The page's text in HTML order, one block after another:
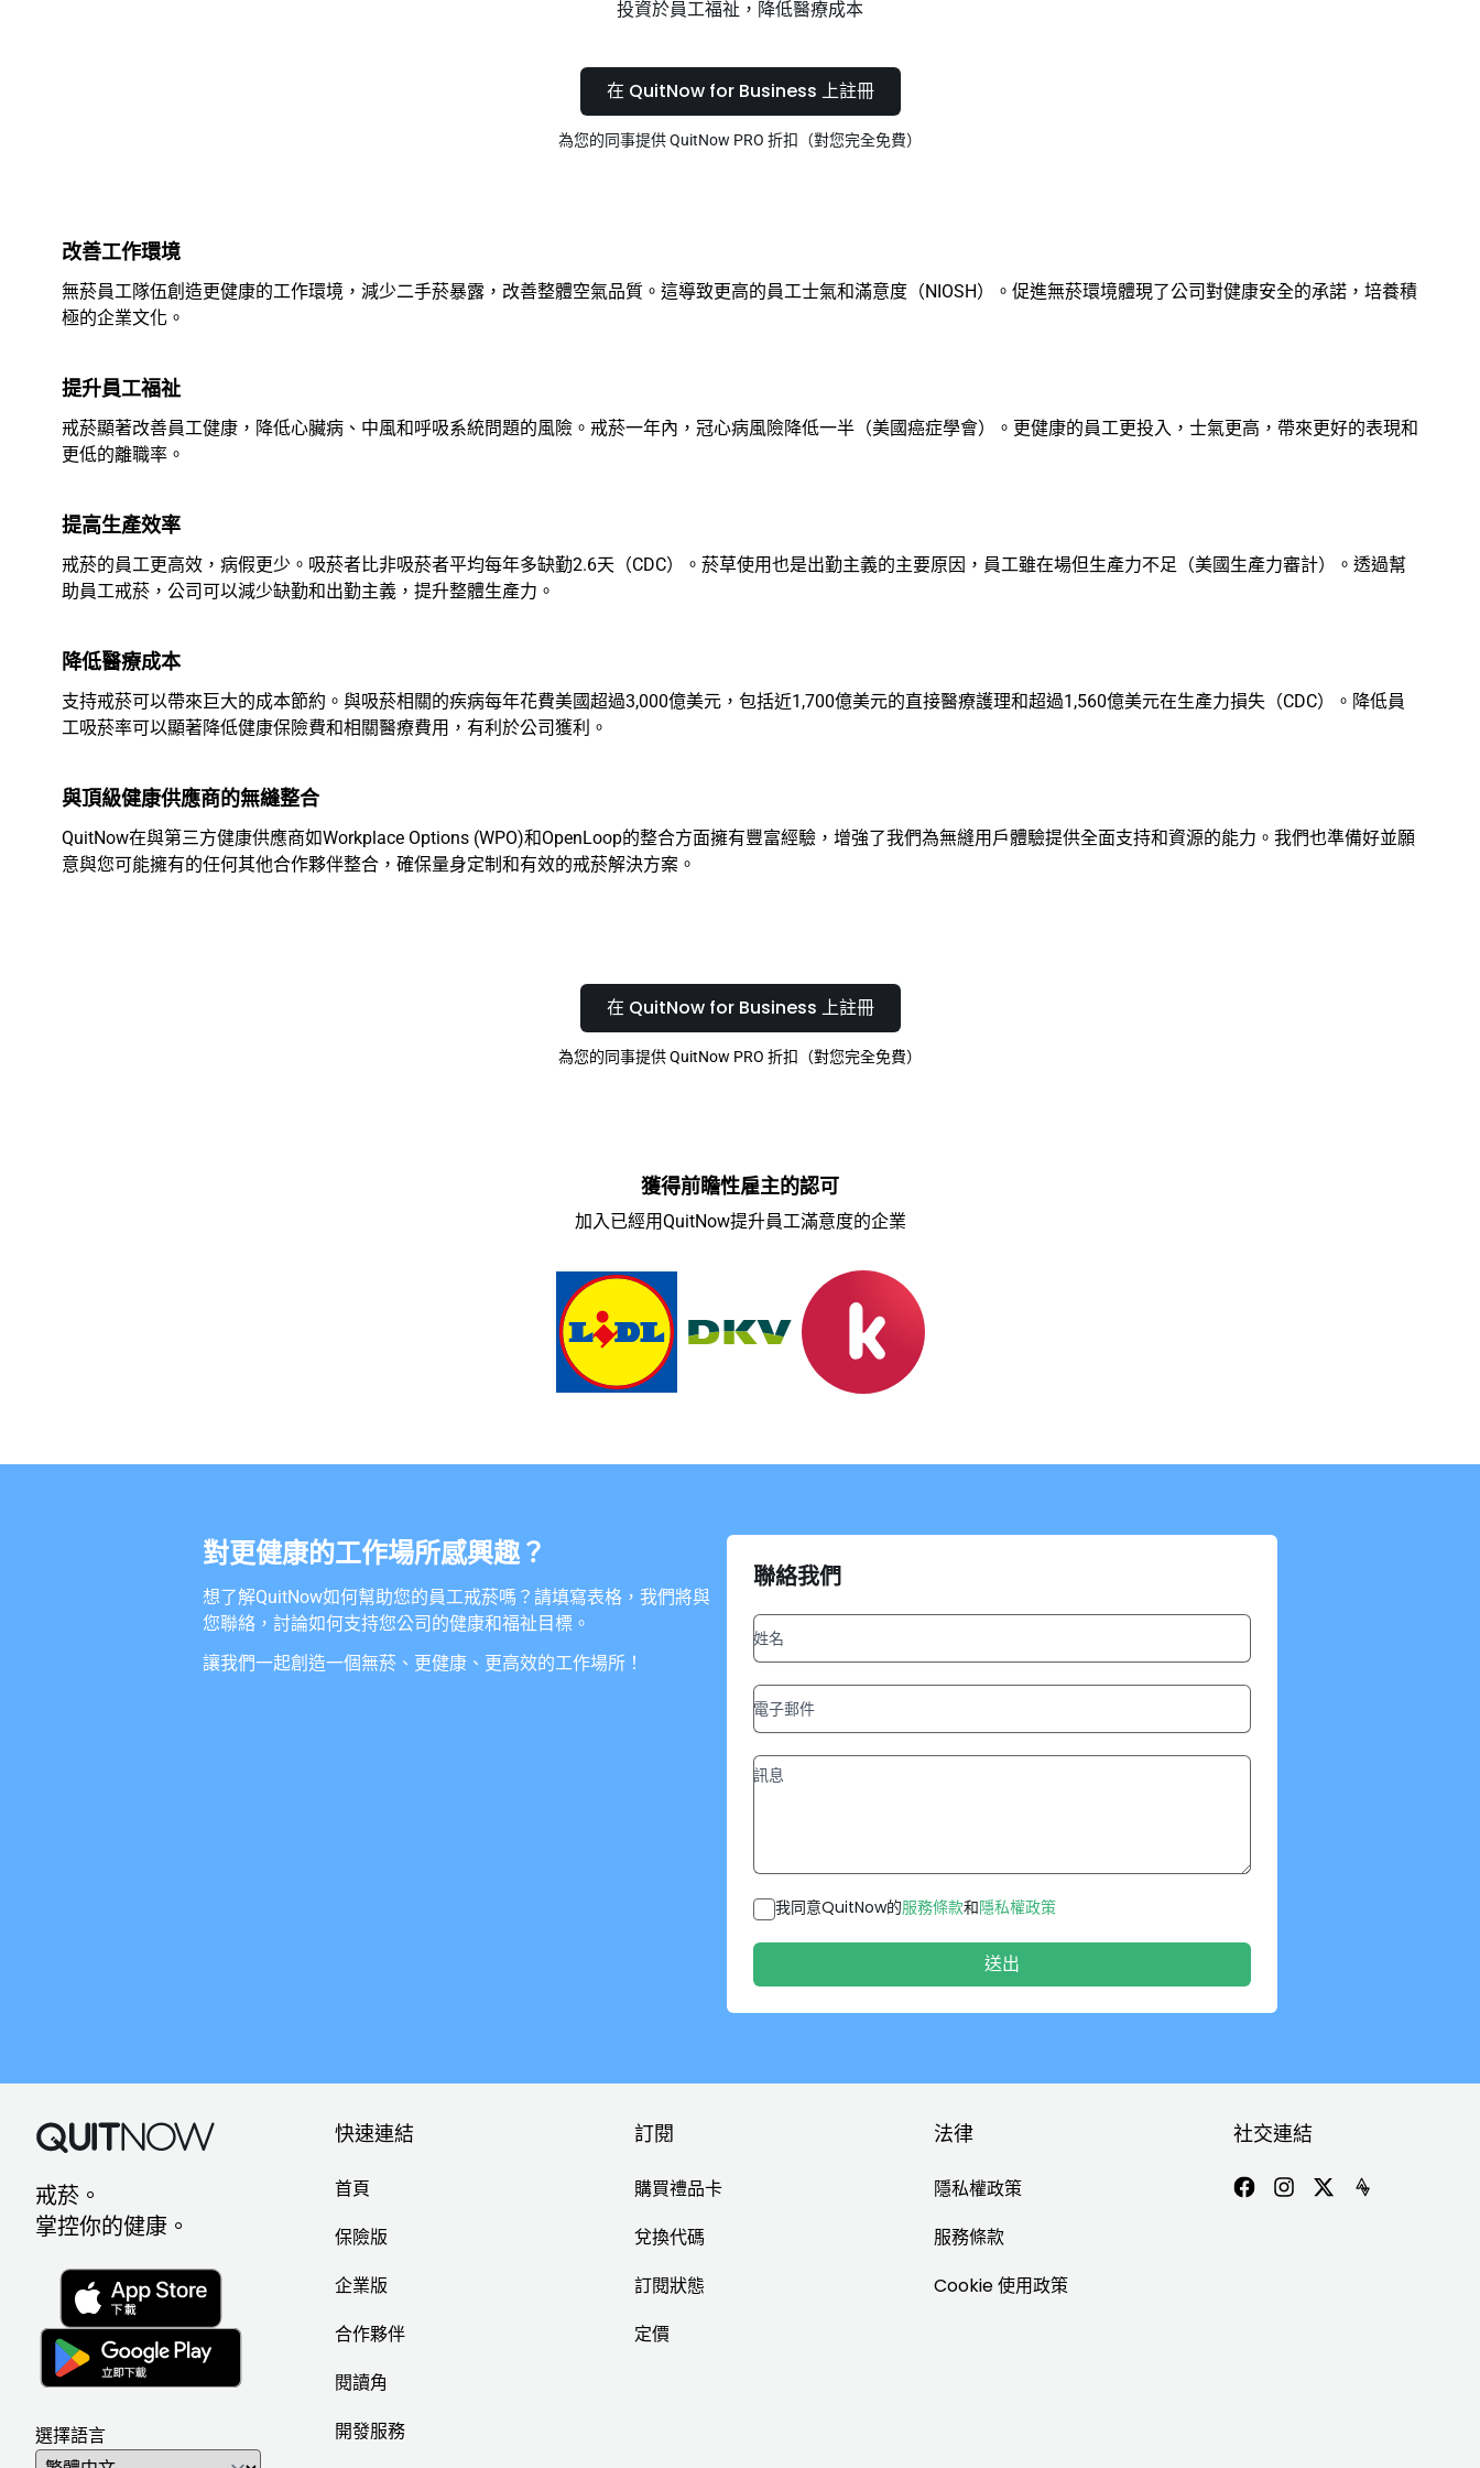
投資於員工福祉，降低醫療成本
在 QuitNow for Business 上註冊
為您的同事提供 QuitNow PRO 折扣（對您完全免費）
改善工作環境
無菸員工隊伍創造更健康的工作環境，減少二手菸暴露，改善整體空氣品質。這導致更高的員工士氣和滿意度（NIOSH）。促進無菸環境體現了公司對健康安全的承諾，培養積
極的企業文化。
提升員工福祉
戒菸顯著改善員工健康，降低心臟病、中風和呼吸系統問題的風險。戒菸一年內，冠心病風險降低一半（美國癌症學會）。更健康的員工更投入，士氣更高，帶來更好的表現和
更低的離職率。
提高生產效率
戒菸的員工更高效，病假更少。吸菸者比非吸菸者平均每年多缺勤2.6天（CDC）。菸草使用也是出勤主義的主要原因，員工雖在場但生產力不足（美國生產力審計）。透過幫
助員工戒菸，公司可以減少缺勤和出勤主義，提升整體生產力。
降低醫療成本
支持戒菸可以帶來巨大的成本節約。與吸菸相關的疾病每年花費美國超過3,000億美元，包括近1,700億美元的直接醫療護理和超過1,560億美元在生產力損失（CDC）。降低員
工吸菸率可以顯著降低健康保險費和相關醫療費用，有利於公司獲利。
與頂級健康供應商的無縫整合
QuitNow在與第三方健康供應商如Workplace Options (WPO)和OpenLoop的整合方面擁有豐富經驗，增強了我們為無縫用戶體驗提供全面支持和資源的能力。我們也準備好並願
意與您可能擁有的任何其他合作夥伴整合，確保量身定制和有效的戒菸解決方案。
在 QuitNow for Business 上註冊
為您的同事提供 QuitNow PRO 折扣（對您完全免費）
獲得前瞻性雇主的認可
加入已經用QuitNow提升員工滿意度的企業
對更健康的工作場所感興趣？
想了解QuitNow如何幫助您的員工戒菸嗎？請填寫表格，我們將與
您聯絡，討論如何支持您公司的健康和福祉目標。
讓我們一起創造一個無菸、更健康、更高效的工作場所！
聯絡我們
我同意QuitNow的服務條款和隱私權政策
送出
快速連結
首頁
保險版
企業版
合作夥伴
閱讀角
開發服務
訂閱
購買禮品卡
兌換代碼
訂閱狀態
定價
法律
隱私權政策
服務條款
Cookie 使用政策
社交連結
戒菸。
掌控你的健康。
選擇語言